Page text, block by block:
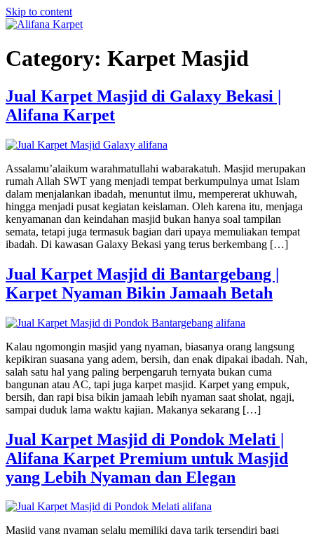
Skip to content
Category: Karpet Masjid
Jual Karpet Masjid di Galaxy Bekasi |
Alifana Karpet
Assalamu’alaikum warahmatullahi wabarakatuh. Masjid merupakan
rumah Allah SWT yang menjadi tempat berkumpulnya umat Islam
dalam menjalankan ibadah, menuntut ilmu, mempererat ukhuwah,
hingga menjadi pusat kegiatan keislaman. Oleh karena itu, menjaga
kenyamanan dan keindahan masjid bukan hanya soal tampilan
semata, tetapi juga termasuk bagian dari upaya memuliakan tempat
ibadah. Di kawasan Galaxy Bekasi yang terus berkembang […]
Jual Karpet Masjid di Bantargebang |
Karpet Nyaman Bikin Jamaah Betah
Kalau ngomongin masjid yang nyaman, biasanya orang langsung
kepikiran suasana yang adem, bersih, dan enak dipakai ibadah. Nah,
salah satu hal yang paling berpengaruh ternyata bukan cuma
bangunan atau AC, tapi juga karpet masjid. Karpet yang empuk,
bersih, dan rapi bisa bikin jamaah lebih nyaman saat sholat, ngaji,
sampai duduk lama waktu kajian. Makanya sekarang […]
Jual Karpet Masjid di Pondok Melati |
Alifana Karpet Premium untuk Masjid
yang Lebih Nyaman dan Elegan
Masjid yang nyaman selalu memiliki daya tarik tersendiri bagi